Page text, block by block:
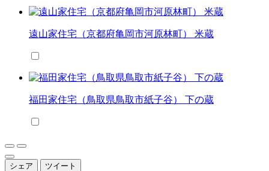
遠山家住宅（京都府亀岡市河原林町） 米蔵
福田家住宅（鳥取県鳥取市紙子谷） 下の蔵
シェア ツイート